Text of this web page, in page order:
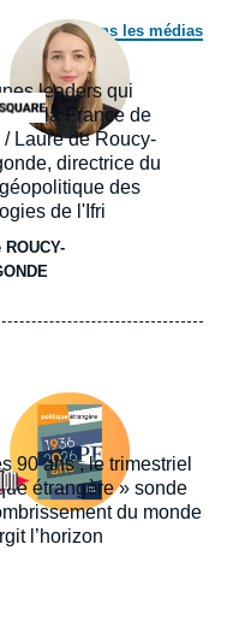
Dans les médias
Image
principale
médiatique
leaders qui
la France de
Laure de Roucy-
directrice du
des
de l'Ifri
Image
principale
médiatique
90 ans , le trimestriel
étrangère » sonde
du monde
l’horizon